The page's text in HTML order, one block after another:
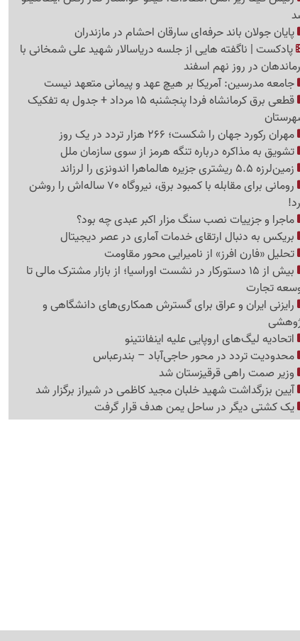
پایان جولان باند حرفه‌ای سارقان احشام در مازندران
پادکست | ناگفته هایی از جلسه دریاسالار شهید علی شمخانی با
در روز نهم اسفند
جامعه مدرسین: آمریکا بر هیچ عهد و پیمانی متعهد نیست
قطعی برق کرمانشاه فردا پنجشنبه 15 مرداد + جدول به تفکیک
مهران رکورد جهان را شکست؛ 266 هزار تردد در یک روز
تشویق به مذاکره درباره تنگه هرمز از سوی سازمان ملل
زمین‌لرزه 5.5 ریشتری جزیره هالماهرا اندونزی را لرزاند
رومانی برای مقابله با کمبود برق، نیروگاه 70 ساله‌اش را روشن
ماجرا و جزییات نصب سنگ مزار اکبر عبدی چه بود؟
بریکس به دنبال ارتقای خدمات آماری در عصر دیجیتال
تحلیل «فارن افرز» از نامیرایی محور مقاومت
بیش از 15 دستورکار در نشست اوراسیا؛ از بازار مشترک مالی تا
تجارت
رایزنی ایران و عراق برای گسترش همکاری‌های دانشگاهی و
اتحادیه لیگ‌های اروپایی علیه اینفانتینو
محدودیت تردد در محور حاجی‌آباد – بندرعباس
وزیر صمت راهی قرقیزستان شد
آیین بزرگداشت شهید خلبان مجید کاظمی در شیراز برگزار شد
یک کشتی دیگر در ساحل یمن هدف قرار گرفت